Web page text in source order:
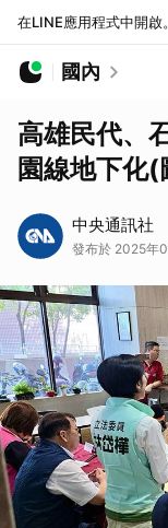
在LINE應用程式中開啟。
國內
高雄民代、
園線地下化(
中央通訊社
發布於 2025年